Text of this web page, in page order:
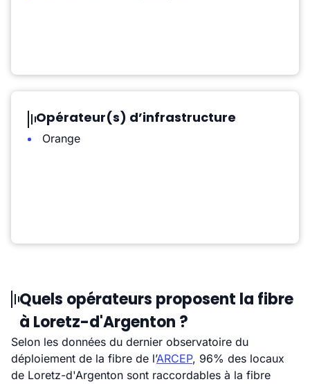
Opérateur(s) d’infrastructure
Orange
Quels opérateurs proposent la fibre
à Loretz-d'Argenton ?
Selon les données du dernier observatoire du
déploiement de la fibre de l’ARCEP, 96% des locaux
de Loretz-d'Argenton sont raccordables à la fibre